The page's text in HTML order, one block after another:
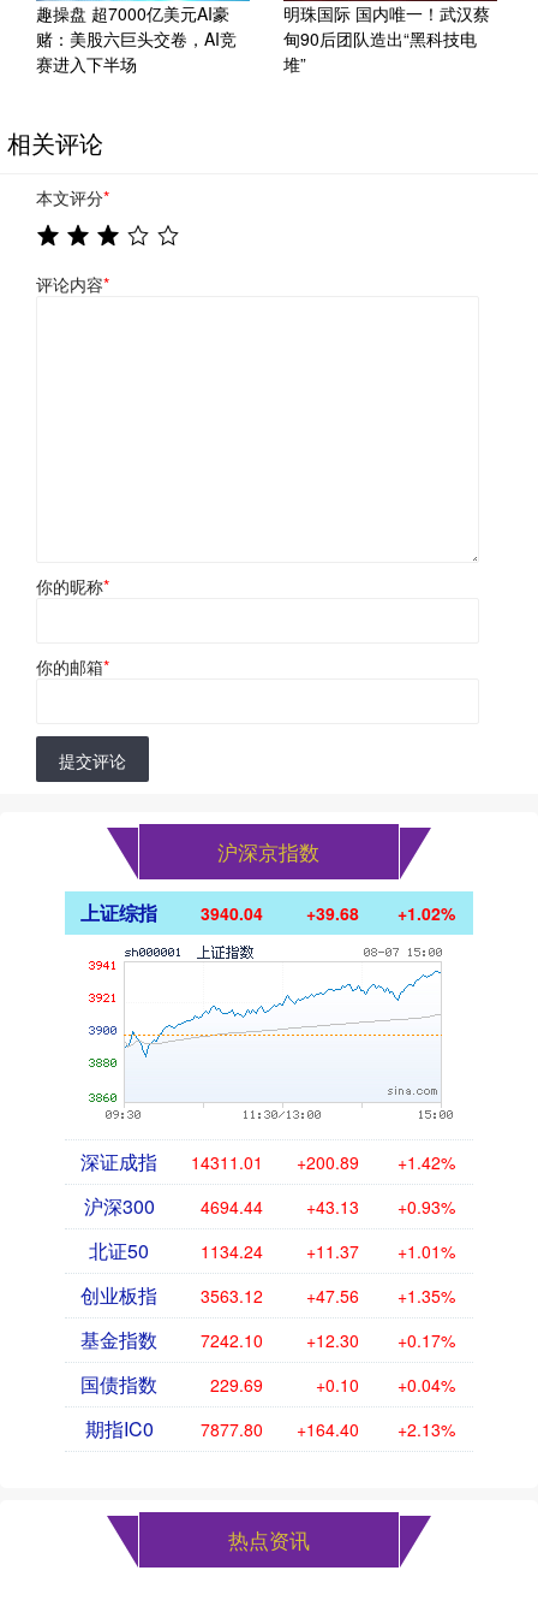
趣操盘 超7000亿美元AI豪
赌：美股六巨头交卷，AI竞
赛进入下半场
明珠国际 国内唯一！武汉蔡
甸90后团队造出“黑科技电
堆”
相关评论
本文评分*
评论内容*
你的昵称*
你的邮箱*
提交评论
沪深京指数
上证综指 3940.04 +39.68 +1.02%
深证成指 14311.01 +200.89 +1.42%
沪深300 4694.44 +43.13 +0.93%
北证50 1134.24 +11.37 +1.01%
创业板指 3563.12 +47.56 +1.35%
基金指数 7242.10 +12.30 +0.17%
国债指数 229.69 +0.10 +0.04%
期指IC0 7877.80 +164.40 +2.13%
热点资讯